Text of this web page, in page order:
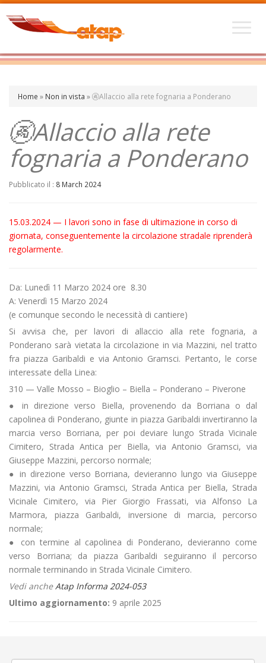
Home » Non in vista »🚱Allaccio alla rete fognaria a Ponderano
🚱Allaccio alla rete
fognaria a Ponderano
Pubblicato il : 8 March 2024
15.03.2024 — I lavori sono in fase di ultimazione in corso di
giornata, conseguentemente la circolazione stradale riprenderà
regolarmente.
Da: Lunedì 11 Marzo 2024 ore 8.30
A: Venerdì 15 Marzo 2024
(e comunque secondo le necessità di cantiere)
Si avvisa che, per lavori di allaccio alla rete fognaria, a
Ponderano sarà vietata la circolazione in via Mazzini, nel tratto
fra piazza Garibaldi e via Antonio Gramsci. Pertanto, le corse
interessate della Linea:
310 — Valle Mosso – Bioglio – Biella – Ponderano – Piverone
● in direzione verso Biella, provenendo da Borriana o dal
capolinea di Ponderano, giunte in piazza Garibaldi invertiranno la
marcia verso Borriana, per poi deviare lungo Strada Vicinale
Cimitero, Strada Antica per Biella, via Antonio Gramsci, via
Giuseppe Mazzini, percorso normale;
● in direzione verso Borriana, devieranno lungo via Giuseppe
Mazzini, via Antonio Gramsci, Strada Antica per Biella, Strada
Vicinale Cimitero, via Pier Giorgio Frassati, via Alfonso La
Marmora, piazza Garibaldi, inversione di marcia, percorso
normale;
● con termine al capolinea di Ponderano, devieranno come
verso Borriana; da piazza Garibaldi seguiranno il percorso
normale terminando in Strada Vicinale Cimitero.
Vedi ancheAtap Informa 2024-053
Ultimo aggiornamento: 9 aprile 2025